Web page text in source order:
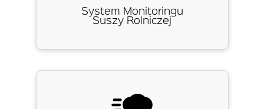
System Monitoringu
Suszy Rolniczej